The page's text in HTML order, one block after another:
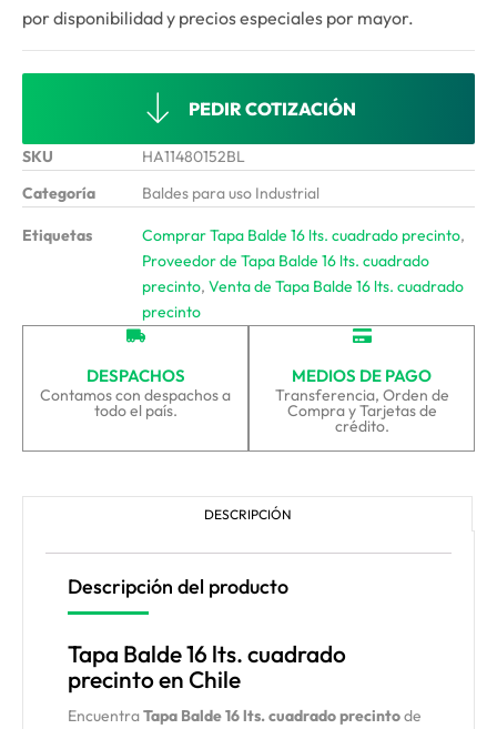
por disponibilidad y precios especiales por mayor.
PEDIR COTIZACIÓN
SKU
HA11480152BL
Categoría
Baldes para uso Industrial
Etiquetas Comprar Tapa Balde 16 lts. cuadrado precinto,
Proveedor de Tapa Balde 16 lts. cuadrado
precinto, Venta de Tapa Balde 16 lts. cuadrado
precinto
DESPACHOS
Contamos con despachos a
todo el país.
MEDIOS DE PAGO
Transferencia, Orden de
Compra y Tarjetas de
crédito.
DESCRIPCIÓN
Descripción del producto
Tapa Balde 16 lts. cuadrado
precinto en Chile
EncuentraTapa Balde 16 lts. cuadrado precintode